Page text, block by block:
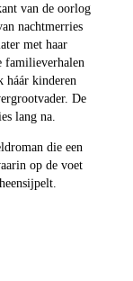
van de oorlog
nachtmerries
met haar
familieverhalen
háár kinderen
De
lang na.
die een
op de voet